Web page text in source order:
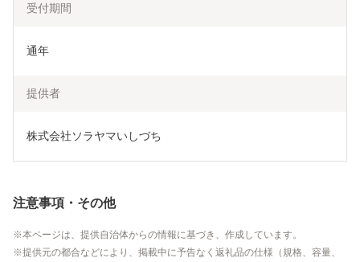
受付期間
通年
提供者
株式会社ソラヤマいしづち
注意事項・その他
本ページは、提供自治体からの情報に基づき、作成しています。
提供元の都合などにより、掲載中に予告なく返礼品の仕様（規格、容量、